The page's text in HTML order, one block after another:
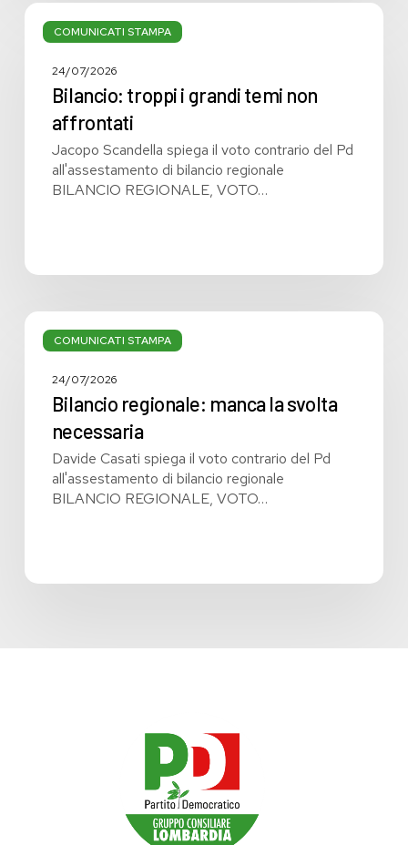
COMUNICATI STAMPA
Bilancio:
troppi
grandi
affrontati
24/07/2026
Bilancio: troppi i grandi temi non
affrontati
Jacopo Scandella spiega il voto contrario del Pd
all'assestamento di bilancio regionale
BILANCIO REGIONALE, VOTO…
COMUNICATI STAMPA
Bilancio
regionale:
svolta
24/07/2026
Bilancio regionale: manca la svolta
necessaria
Davide Casati spiega il voto contrario del Pd
all'assestamento di bilancio regionale
BILANCIO REGIONALE, VOTO…